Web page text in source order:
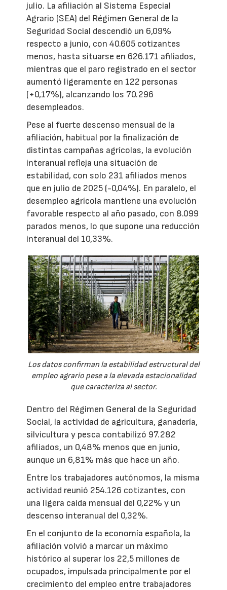
julio. La afiliación al Sistema Especial
Agrario (SEA) del Régimen General de la
Seguridad Social descendió un 6,09%
respecto a junio, con 40.605 cotizantes
menos, hasta situarse en 626.171 afiliados,
mientras que el paro registrado en el sector
aumentó ligeramente en 122 personas
(+0,17%), alcanzando los 70.296
desempleados.
Pese al fuerte descenso mensual de la
afiliación, habitual por la finalización de
distintas campañas agrícolas, la evolución
interanual refleja una situación de
estabilidad, con solo 231 afiliados menos
que en julio de 2025 (-0,04%). En paralelo, el
desempleo agrícola mantiene una evolución
favorable respecto al año pasado, con 8.099
parados menos, lo que supone una reducción
interanual del 10,33%.
Los datos confirman la estabilidad estructural del
empleo agrario pese a la elevada estacionalidad
que caracteriza al sector.
Dentro del Régimen General de la Seguridad
Social, la actividad de agricultura, ganadería,
silvicultura y pesca contabilizó 97.282
afiliados, un 0,48% menos que en junio,
aunque un 6,81% más que hace un año.
Entre los trabajadores autónomos, la misma
actividad reunió 254.126 cotizantes, con
una ligera caída mensual del 0,22% y un
descenso interanual del 0,32%.
En el conjunto de la economía española, la
afiliación volvió a marcar un máximo
histórico al superar los 22,5 millones de
ocupados, impulsada principalmente por el
crecimiento del empleo entre trabajadores